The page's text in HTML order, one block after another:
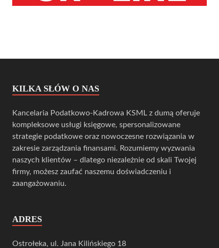
KILKA SŁÓW O NAS
Kancelaria Podatkowo-Kadrowa KSML z dumą oferuje
kompleksowe usługi księgowe, spersonalizowane
strategie podatkowe oraz nowoczesne rozwiązania w
zakresie zarządzania finansami. Rozumiemy wyzwania
naszych klientów – dlatego niezależnie od skali Twojej
firmy, możesz zaufać naszemu doświadczeniu i
zaangażowaniu.
ADRES
Ostrołeka, ul. Jana Kilińskiego 18